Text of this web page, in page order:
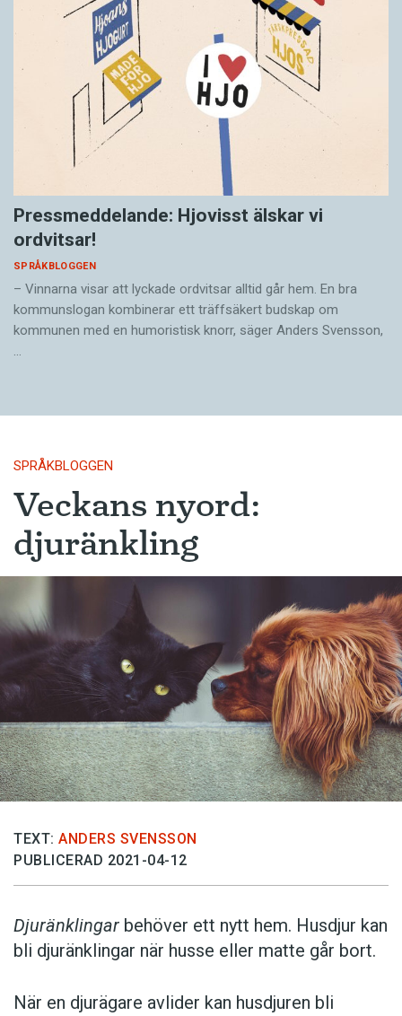
Pressmeddelande: Hjovisst älskar vi
ordvitsar!
SPRÅKBLOGGEN
– Vinnarna visar att lyckade ordvitsar alltid går hem. En bra
kommunslogan kombinerar ett träffsäkert budskap om
kommunen med en humoristisk knorr, säger Anders Svensson,
…
SPRÅKBLOGGEN
Veckans nyord:
djuränkling
TEXT: ANDERS SVENSSON
PUBLICERAD 2021-04-12
Djuränklingar behöver ett nytt hem. Husdjur kan
bli djuränklingar när husse eller matte går bort.
När en djurägare avlider kan husdjuren bli